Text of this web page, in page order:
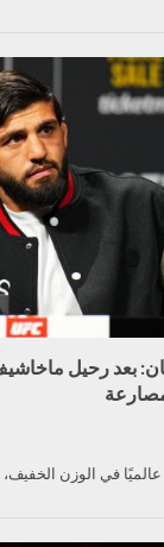
بعد رحيل
في الوزن